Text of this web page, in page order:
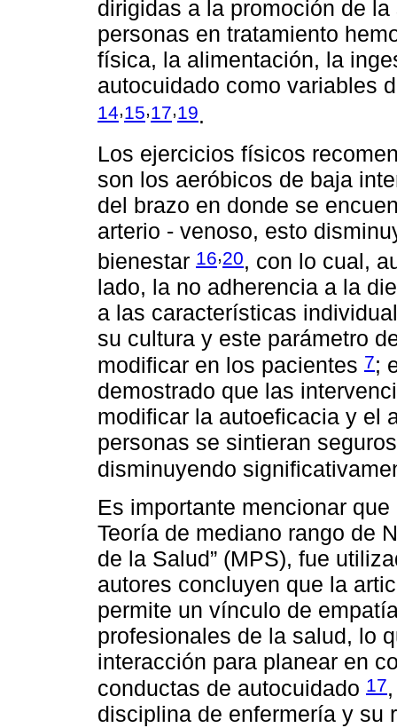
dirigidas a la promoción de
personas en tratamiento
física, la alimentación, la
autocuidado como variables
14,15,17,19.
Los ejercicios físicos
son los aeróbicos de baja
del brazo en donde se
arterio - venoso, esto
bienestar 16 20, con lo cual,
lado, la no adherencia a la
a las características
su cultura y este parámetro
modificar en los pacientes 7;
demostrado que las
modificar la autoeficacia y el
personas se sintieran
disminuyendo
Es importante mencionar
Teoría de mediano rango de
de la Salud” (MPS), fue
autores concluyen que la
permite un vínculo de
profesionales de la salud, lo
interacción para planear en
conductas de autocuidado 17
disciplina de enfermería y su